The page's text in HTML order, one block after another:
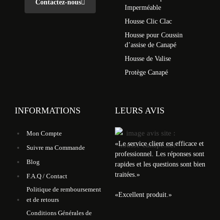
Contactez-nous
Imperméable
Housse Clic Clac
Housse pour Coussin
d’assise de Canapé
Housse de Valise
Protège Canapé
INFORMATIONS
Mon Compte
Suivre ma Commande
Blog
F.A.Q / Contact
Politique de remboursement
et de retours
Conditions Générales de
LEURS AVIS
«Le service client est efficace et
professionnel. Les réponses sont
rapides et les questions sont bien
traitées.»
«Excellent produit.»